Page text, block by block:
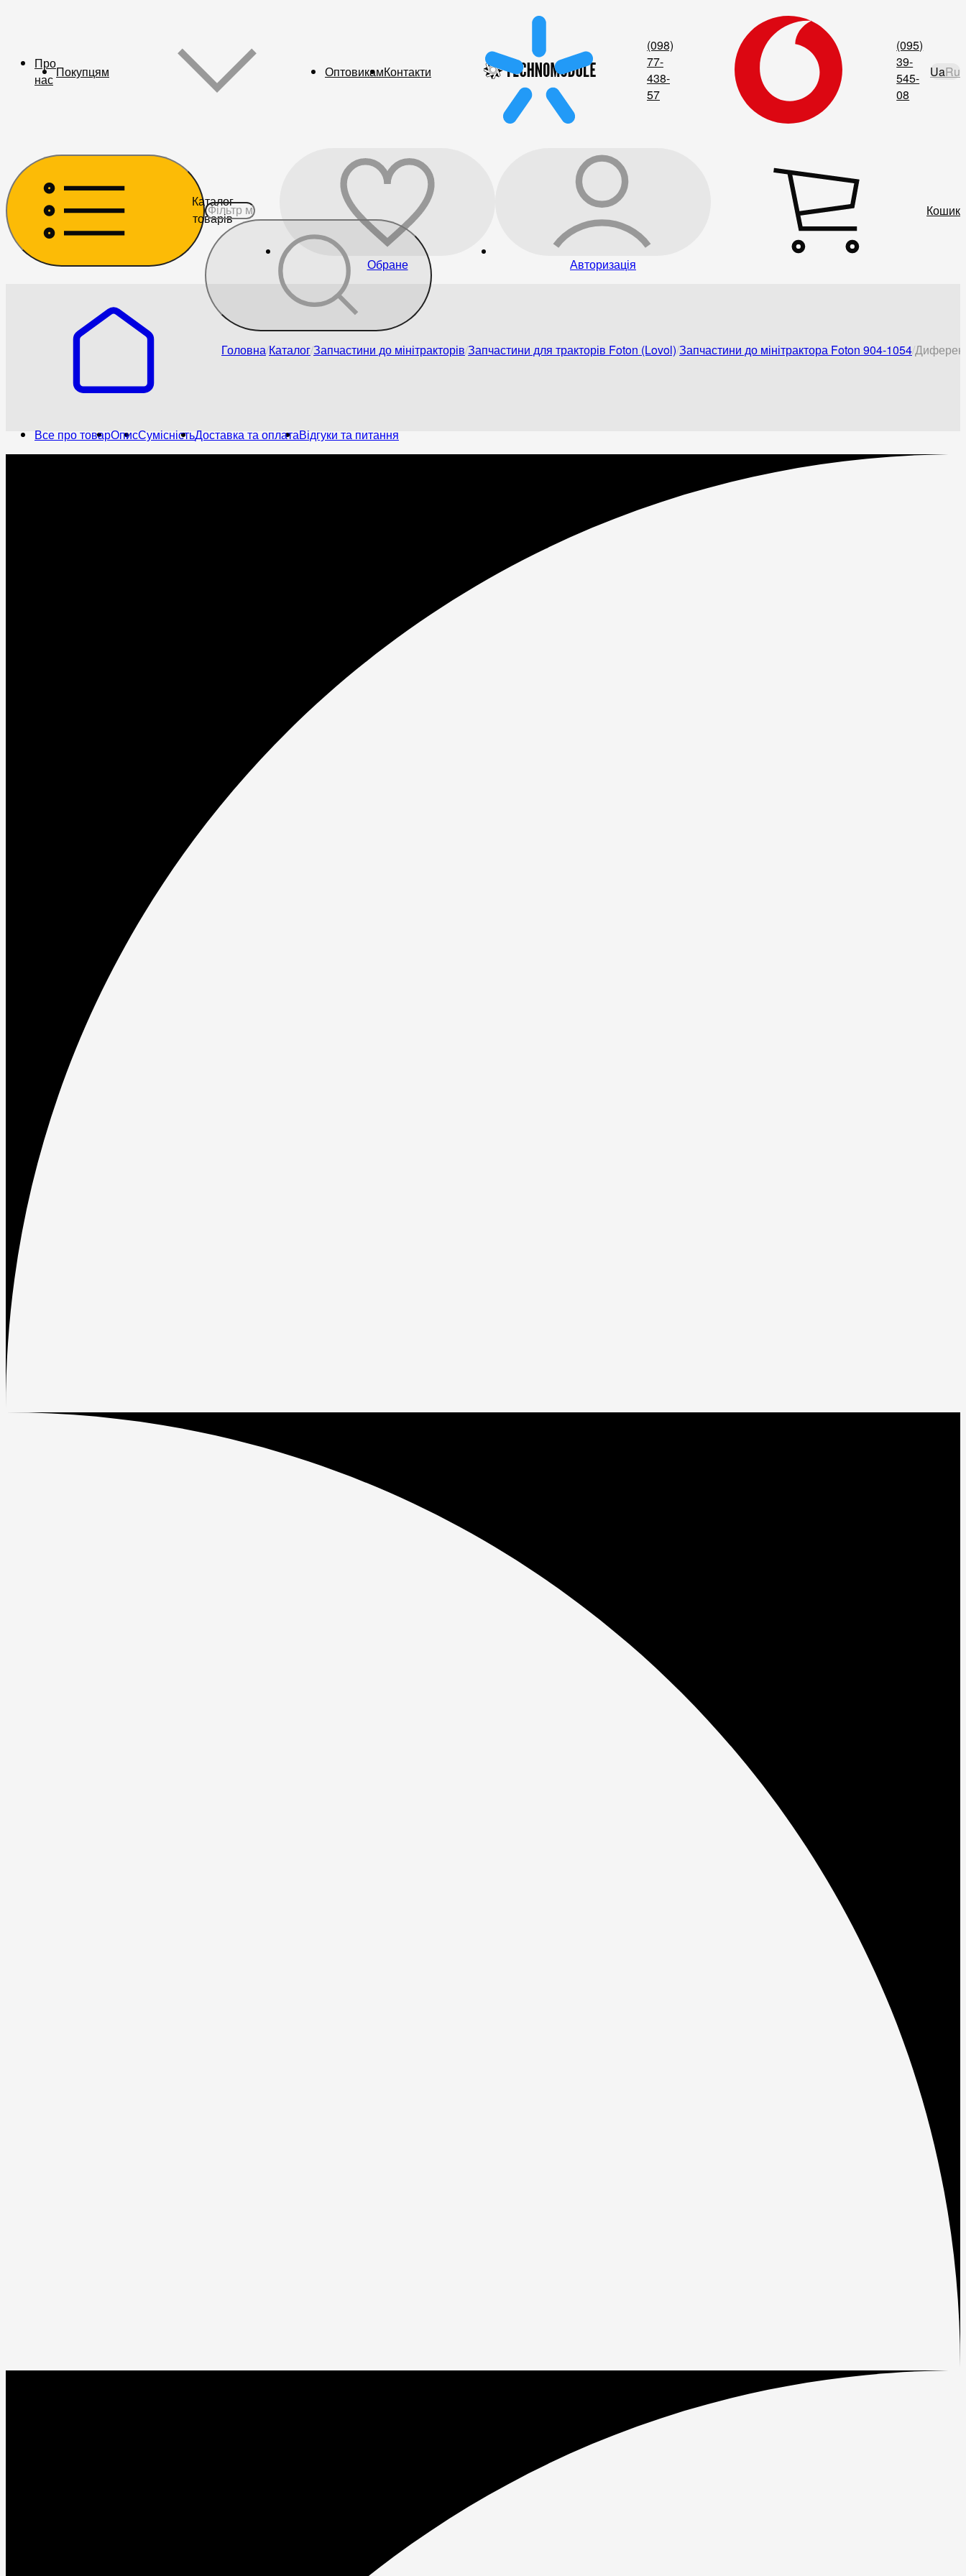
Про
нас Покупцям ОптовикамКонтакти
(098)
77-
438-
57
(095)
39-
545-
08
UaRu
Каталог
товарів
Обране Авторизація
Кошик
Головна КаталогЗапчастини до мінітракторів Запчастини для тракторів Foton (Lovol) Запчастини до мінітрактора Foton 904-1054
Все про товарОписСумісністьДоставка та оплатаВідгуки та питання